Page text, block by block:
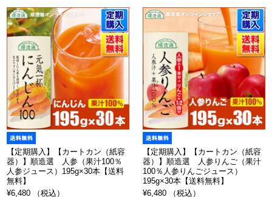
【定期購入】【カートカン（紙容
器）】順造選 人参（果汁100％
人参ジュース）195g×30本【送料
無料】
¥6,480 （税込）
【定期購入】【カートカン（紙容
器）】順造選 人参りんご（果汁
100％人参りんごジュース）
195g×30本【送料無料】
¥6,480 （税込）